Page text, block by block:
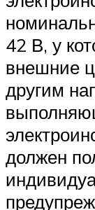
42 В, у
внешние
другим
должен